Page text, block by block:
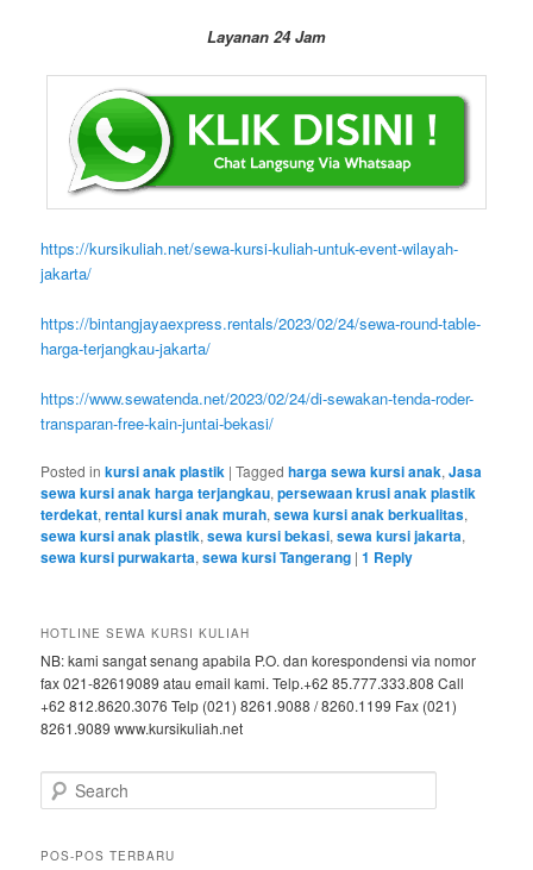
Layanan 24 Jam
https://kursikuliah.net/sewa-kursi-kuliah-untuk-event-wilayah-
jakarta/
https://bintangjayaexpress.rentals/2023/02/24/sewa-round-table-
harga-terjangkau-jakarta/
https://www.sewatenda.net/2023/02/24/di-sewakan-tenda-roder-
transparan-free-kain-juntai-bekasi/
Posted in kursi anak plastik |Tagged harga sewa kursi anak,Jasa
sewa kursi anak harga terjangkau,persewaan krusi anak plastik
terdekat,rental kursi anak murah,sewa kursi anak berkualitas,
sewa kursi anak plastik,sewa kursi bekasi,sewa kursi jakarta,
sewa kursi purwakarta,sewa kursi Tangerang |1 Reply
HOTLINE SEWA KURSI KULIAH
NB: kami sangat senang apabila P.O. dan korespondensi via nomor
fax 021-82619089 atau email kami. Telp.+62 85.777.333.808 Call
+62 812.8620.3076 Telp (021) 8261.9088 / 8260.1199 Fax (021)
8261.9089 www.kursikuliah.net
Search
POS-POS TERBARU